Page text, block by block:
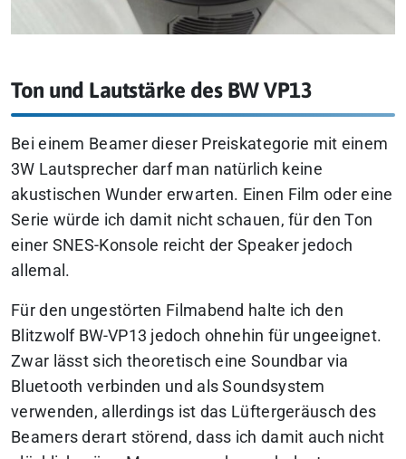
Ton und Lautstärke des BW VP13
Bei einem Beamer dieser Preiskategorie mit einem
3W Lautsprecher darf man natürlich keine
akustischen Wunder erwarten. Einen Film oder eine
Serie würde ich damit nicht schauen, für den Ton
einer SNES-Konsole reicht der Speaker jedoch
allemal.
Für den ungestörten Filmabend halte ich den
Blitzwolf BW-VP13 jedoch ohnehin für ungeeignet.
Zwar lässt sich theoretisch eine Soundbar via
Bluetooth verbinden und als Soundsystem
verwenden, allerdings ist das Lüftergeräusch des
Beamers derart störend, dass ich damit auch nicht